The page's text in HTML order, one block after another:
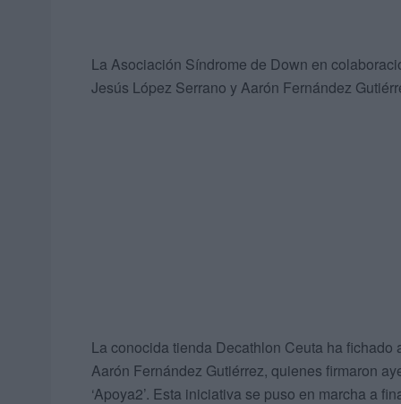
La Asociación Síndrome de Down en
Jesús López Serrano y Aarón Fernández
La conocida tienda Decathlon Ceuta ha
Aarón Fernández Gutiérrez, quienes firmaron
‘Apoya2’. Esta iniciativa se puso en marcha a